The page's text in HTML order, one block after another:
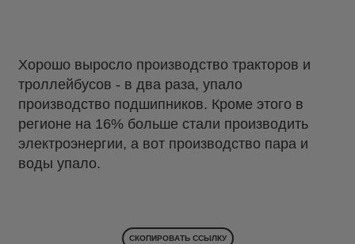
Хорошо выросло производство тракторов и
троллейбусов - в два раза, упало
производство подшипников. Кроме этого в
регионе на 16% больше стали производить
электроэнергии, а вот производство пара и
воды упало.
СКОПИРОВАТЬ ССЫЛКУ